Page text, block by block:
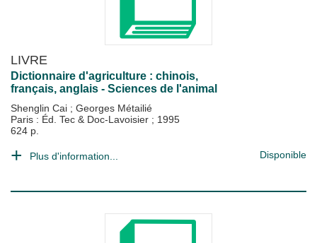
LIVRE
Dictionnaire d'agriculture : chinois,
français, anglais - Sciences de l'animal
Shenglin Cai ; Georges Métailié
Paris : Éd. Tec & Doc-Lavoisier ; 1995
624 p.
Plus d'information... Disponible